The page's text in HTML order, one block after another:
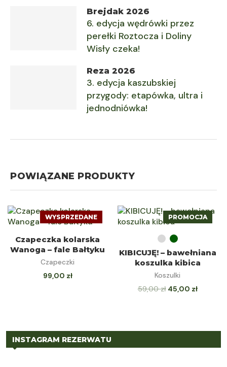
Brejdak 2026
6. edycja wędrówki przez
perełki Roztocza i Doliny
Wisły czeka!
Reza 2026
3. edycja kaszubskiej
przygody: etapówka, ultra i
jednodniówka!
POWIĄZANE PRODUKTY
WYSPRZEDANE
DOWIEDZ SIĘ
Czapeczka kolarska
Wanoga – fale Bałtyku
Czapeczki
99,00 zł
PROMOCJA
WYBIERZ OPCJE
KIBICUJĘ! – bawełniana
koszulka kibica
Koszulki
59,00zł 45,00 zł
INSTAGRAM REZERWATU